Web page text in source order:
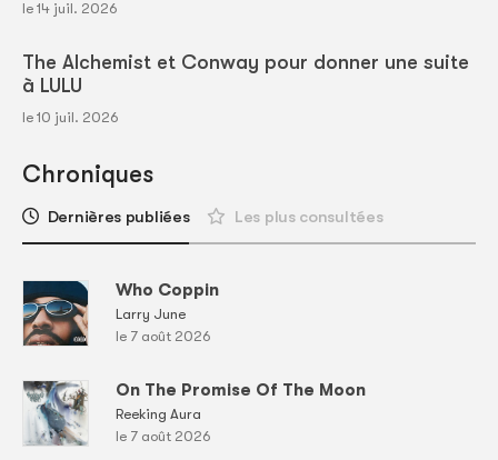
le 14 juil. 2026
The Alchemist et Conway pour donner une suite
à LULU
le 10 juil. 2026
Chroniques
Dernières publiées Les plus consultées
Who Coppin
Larry June
le 7 août 2026
On The Promise Of The Moon
Reeking Aura
le 7 août 2026